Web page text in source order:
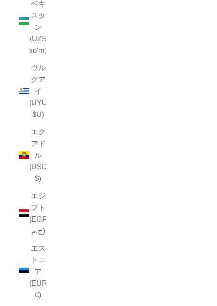
ベキ
スタ
ン
(UZS
so'm)
ウル
グア
イ
(UYU
$U)
エク
アド
ル
(USD
$)
エジ
プト
(EGP
ج.م)
エス
トニ
ア
(EUR
€)